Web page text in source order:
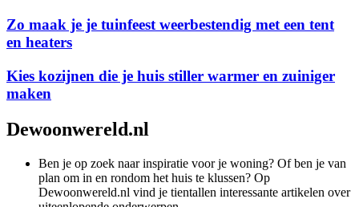
Zo maak je je tuinfeest weerbestendig met een tent
en heaters
Kies kozijnen die je huis stiller warmer en zuiniger
maken
Dewoonwereld.nl
Ben je op zoek naar inspiratie voor je woning? Of ben je van
plan om in en rondom het huis te klussen? Op
Dewoonwereld.nl vind je tientallen interessante artikelen over